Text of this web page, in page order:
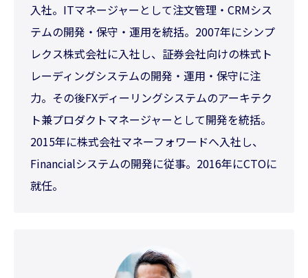
入社。ITマネージャーとして注文管理・CRMシス
テムの開発・保守・運用を統括。2007年にシンプ
レクス株式会社に入社し、証券会社向けの株式ト
レーディングシステムの開発・運用・保守に注
力。その後FXディーリングシステムのアーキテク
ト兼プロダクトマネージャーとして開発を統括。
2015年に株式会社マネーフォワードへ入社し、
Financialシステムの開発に従事。2016年にCTOに
就任。